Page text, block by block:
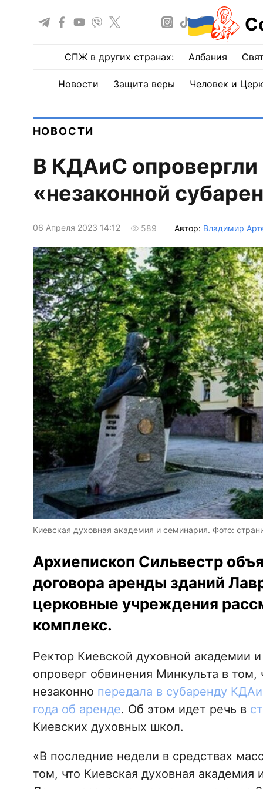
СПЖ в других странах: Албания
Новости Защита веры Человек и
НОВОСТИ
В КДАиС опровергли
«незаконной
06 Апреля 2023 14:12 589 Автор: Владимир
Киевская духовная академия и семинария. Фото:
Архиепископ Сильвестр
договора аренды зданий
церковные учреждения
комплекс.
Ректор Киевской духовной академии
опроверг обвинения Минкульта в
незаконно передала в субаренду
года об аренде. Об этом идет речь в
Киевских духовных школ.
«В последние недели в средствах
том, что Киевская духовная академия